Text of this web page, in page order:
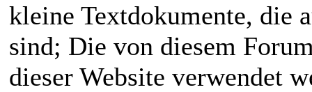
kleine Textdokumente, die
sind; Die von diesem
dieser Website verwendet